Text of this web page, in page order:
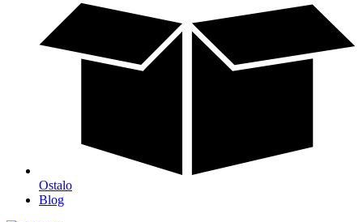
Ostalo
Blog